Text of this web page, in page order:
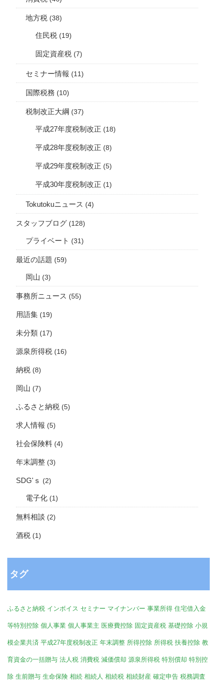
地方税 (38)
住民税 (19)
固定資産税 (7)
セミナー情報 (11)
国際税務 (10)
税制改正大綱 (37)
平成27年度税制改正 (18)
平成28年度税制改正 (8)
平成29年度税制改正 (5)
平成30年度税制改正 (1)
Tokutokuニュース (4)
スタッフブログ (128)
プライベート (31)
最近の話題 (59)
岡山 (3)
事務所ニュース (55)
用語集 (19)
未分類 (17)
源泉所得税 (16)
納税 (8)
岡山 (7)
ふるさと納税 (5)
求人情報 (5)
社会保険料 (4)
年末調整 (3)
SDG'ｓ (2)
電子化 (1)
無料相談 (2)
酒税 (1)
タグ
ふるさと納税 インボイス セミナー マイナンバー 事業所得 住宅借入金
等特別控除 個人事業 個人事業主 医療費控除 固定資産税 基礎控除 小規
模企業共済 平成27年度税制改正 年末調整 所得控除 所得税 扶養控除 教
育資金の一括贈与 法人税 消費税 減価償却 源泉所得税 特別償却 特別控
除 生前贈与 生命保険 相続 相続人 相続税 相続財産 確定申告 税務調査